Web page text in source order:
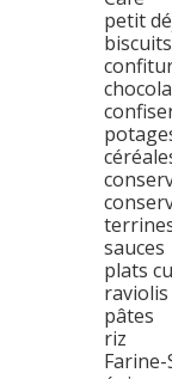
petit
biscuits
sauces
plats
raviolis
pâtes
riz